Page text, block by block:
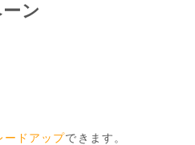
ン
ードアップできます。